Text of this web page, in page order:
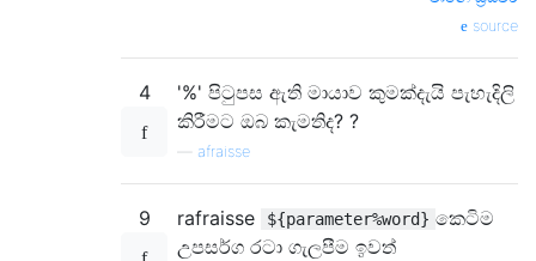
source
4
'%' පිටුපස ඇති මායාව කුමක්දැයි පැහැදිලි
කිරීමට ඔබ කැමතිද? ?
afraisse
9 rafraisse ${parameter%word} කෙටිම
උපසර්ග රටා ගැලපීම ඉවත්